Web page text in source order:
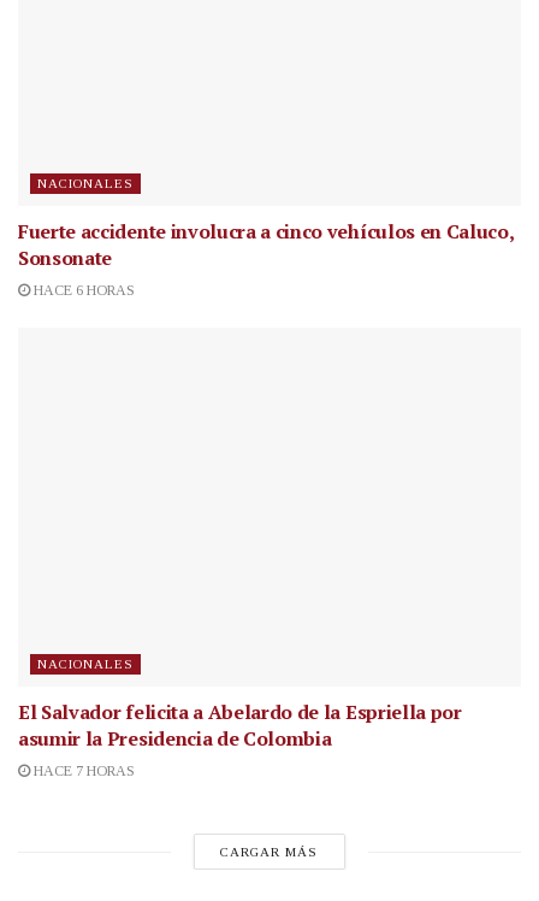
NACIONALES
Fuerte accidente involucra a cinco vehículos en Caluco,
Sonsonate
HACE 6 HORAS
NACIONALES
El Salvador felicita a Abelardo de la Espriella por
asumir la Presidencia de Colombia
HACE 7 HORAS
CARGAR MÁS